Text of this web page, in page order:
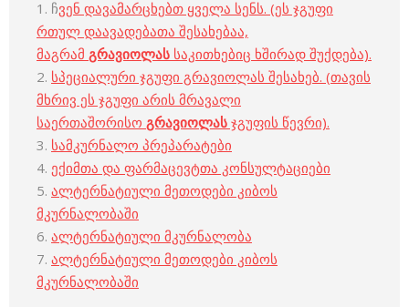
1. ჩვენ დავამარცხებთ ყველა სენს. (ეს ჯგუფი
რთულ დაავადებათა შესახებაა,
მაგრამ გრავიოლას საკითხებიც ხშირად შუქდება).
2. სპეციალური ჯგუფი გრავიოლას შესახებ. (თავის
მხრივ ეს ჯგუფი არის მრავალი
საერთაშორისო გრავიოლას ჯგუფის წევრი).
3. სამკურნალო პრეპარატები
4. ექიმთა და ფარმაცევტთა კონსულტაციები
5. ალტერნატიული მეთოდები კიბოს
მკურნალობაში
6. ალტერნატიული მკურნალობა
7. ალტერნატიული მეთოდები კიბოს
მკურნალობაში